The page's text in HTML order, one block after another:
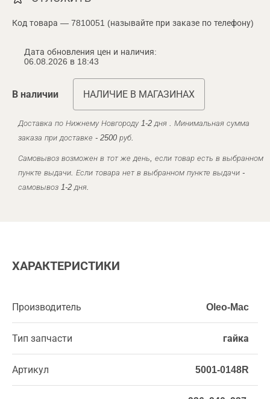
Код товара — 7810051 (называйте при заказе по телефону)
Дата обновления цен и наличия:
06.08.2026 в 18:43
В наличии НАЛИЧИЕ В МАГАЗИНАХ
Доставка по Нижнему Новгороду 1-2 дня . Минимальная сумма
заказа при доставке - 2500 руб.
Самовывоз возможен в тот же день, если товар есть в выбранном
пункте выдачи. Если товара нет в выбранном пункте выдачи -
самовывоз 1-2 дня.
ХАРАКТЕРИСТИКИ
Производитель Oleo-Mac
Тип запчасти гайка
Артикул 5001-0148R